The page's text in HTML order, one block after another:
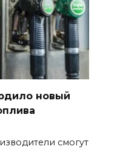
новый
смогут